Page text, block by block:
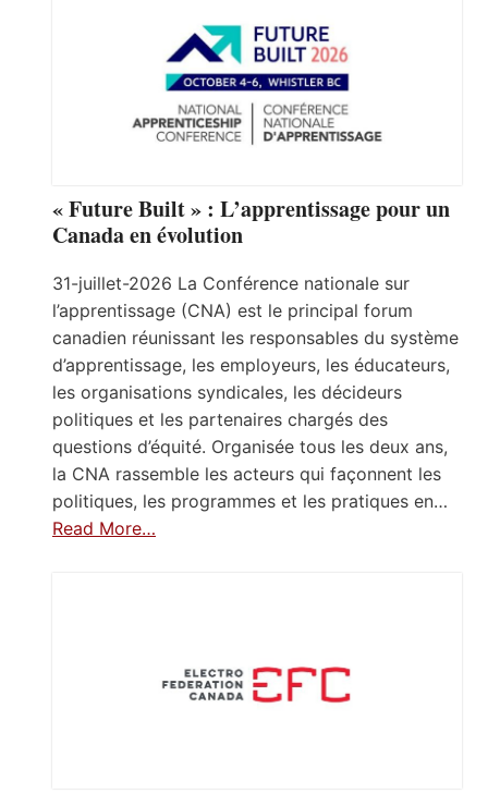
« Future Built » : L’apprentissage pour un
Canada en évolution
31-juillet-2026 La Conférence nationale sur
l’apprentissage (CNA) est le principal forum
canadien réunissant les responsables du système
d’apprentissage, les employeurs, les éducateurs,
les organisations syndicales, les décideurs
politiques et les partenaires chargés des
questions d’équité. Organisée tous les deux ans,
la CNA rassemble les acteurs qui façonnent les
politiques, les programmes et les pratiques en…
Read More…